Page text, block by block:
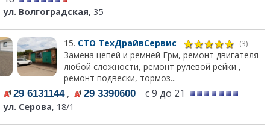
ул. Волгоградская, 35
15. СТО ТехДрайвСервис (3)
Замена цепей и ремней Грм, ремонт двигателя
любой сложности, ремонт рулевой рейки ,
ремонт подвески, тормоз...
29 6131144, 29 3390600 с 9 до 21
ул. Серова, 18/1